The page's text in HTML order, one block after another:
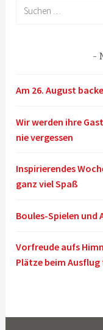
Am 26. August
Wir werden ihre
nie vergessen
Inspirierendes
ganz viel Spaß
Boules-Spielen und
Vorfreude aufs
Plätze beim Ausflug